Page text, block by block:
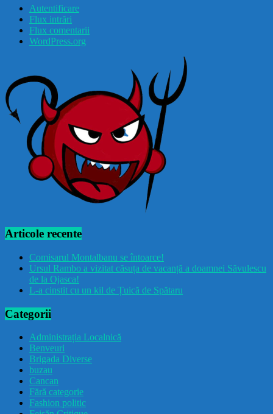
Autentificare
Flux intrări
Flux comentarii
WordPress.org
Articole recente
Comisarul Montalbanu se întoarce!
Ursul Rambo a vizitat căsuța de vacanță a doamnei Săvulescu
de la Ojasca!
L-a cinstit cu un kil de Țuică de Spătaru
Categorii
Administrația Localnică
Benveuri
Brigada Diverse
buzau
Cancan
Fără categorie
Fashion politic